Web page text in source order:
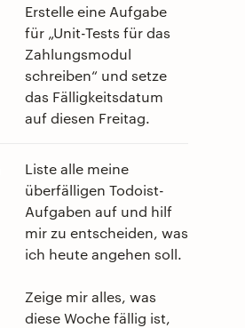
Erstelle eine Aufgabe
für „Unit-Tests für das
Zahlungsmodul
schreiben“ und setze
das Fälligkeitsdatum
auf diesen Freitag.
Liste alle meine
überfälligen Todoist-
Aufgaben auf und hilf
mir zu entscheiden, was
ich heute angehen soll.
Zeige mir alles, was
diese Woche fällig ist,